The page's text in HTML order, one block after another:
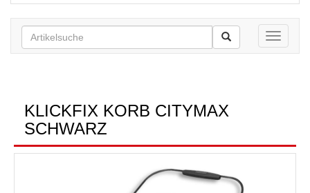
Toggle
KLICKFIX KORB CITYMAX
SCHWARZ